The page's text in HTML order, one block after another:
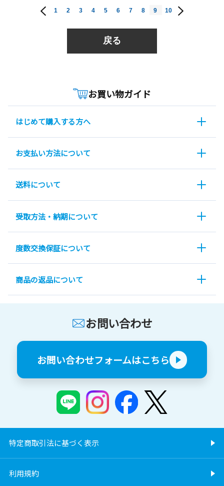
1 2 3 4 5 6 7 8 9 10
戻る
お買い物ガイド
はじめて購入する方へ
お支払い方法について
送料について
受取方法・納期について
度数交換保証について
商品の返品について
お問い合わせ
お問い合わせフォームはこちら
特定商取引法に基づく表示
利用規約